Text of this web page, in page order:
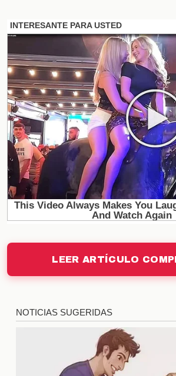
atrapados en un torbellino de
Estos conflictos internos no
relación, sino que también
interacciones con otros
efecto dominó que puede
drásticas y revelaciones
¿Cómo manejan los
los celos?
La forma en que cada personaje
es fundamental para el
Algunos optan por la
respuestas emocionales no
personalidad, sino que
audiencia conectar con sus
Reacciones de la
en "Esref Ruya" han
LEER ARTÍCULO